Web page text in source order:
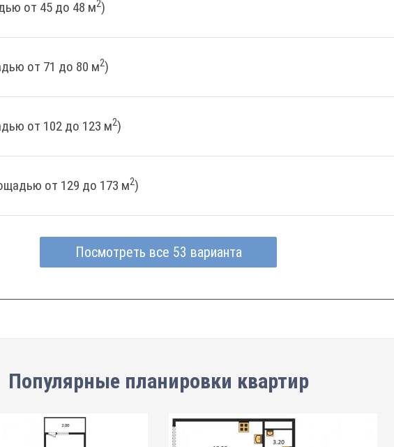
от 45 до 48 м2)
от 71 до 80 м2)
от 102 до 123 м2)
от 129 до 173 м2)
Посмотреть все 53 варианта
Популярные планировки квартир